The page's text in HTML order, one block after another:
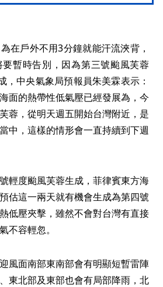
在戶外不用3分鐘就能汗流浹背，
暫時告別，因為第三號颱風芙蓉
，中央氣象局預報員朱美霖表示：
面的熱帶性低氣壓已經發展為，今
蓉，從明天週五開始台灣附近，是
中，這樣的情形會一直持續到下週
輕度颱風芙蓉生成，菲律賓東方海
估這一兩天就有機會生成為第四號
低壓夾擊，雖然不會對台灣有直接
不容輕忽。
風面南部東南部會有明顯短暫雷陣
東北部及東部也會有局部降雨，北